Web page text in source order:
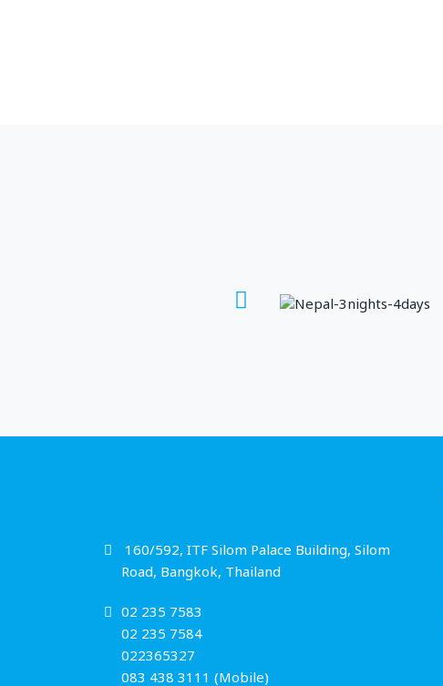
160/592, ITF Silom Palace Building, Silom
Road, Bangkok, Thailand
02 235 7583
02 235 7584
022365327
083 438 3111 (Mobile)